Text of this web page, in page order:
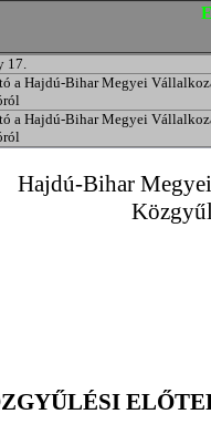
17.
a Hajdú-Bihar Megyei
a Hajdú-Bihar Megyei